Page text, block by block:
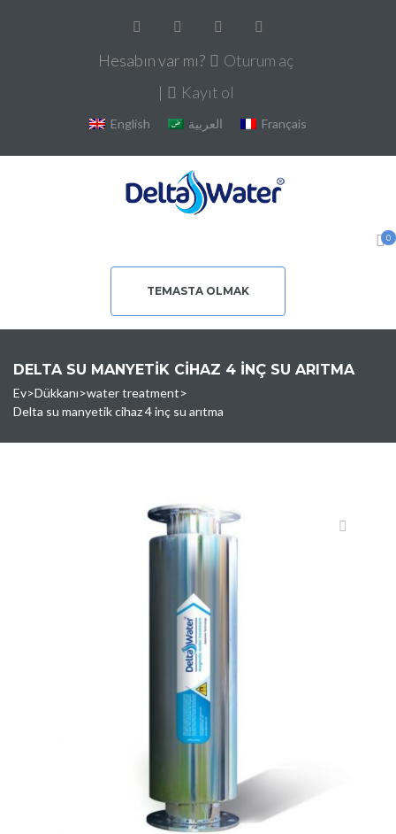
Hesabın var mı?
Oturum aç
|
Kayıt ol
English العربية Français
0
TEMASTA OLMAK
DELTA SU MANYETIK CIHAZ 4 INÇ SU ARITMA
Ev>Dükkanı>water treatment>
Delta su manyetik cihaz 4 inç su arıtma